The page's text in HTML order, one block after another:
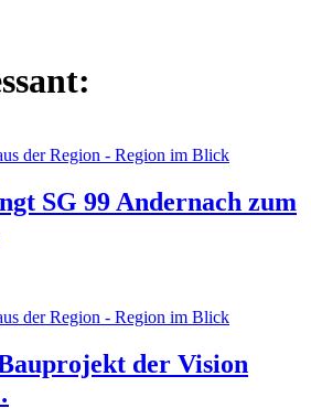
der Region - Region im Blick
SG 99 Andernach zum
der Region - Region im Blick
der Vision